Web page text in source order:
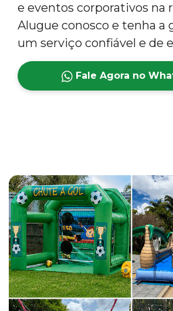
e eventos corporativos na
Alugue conosco e tenha a
um serviço confiável e de
Fale Agora no